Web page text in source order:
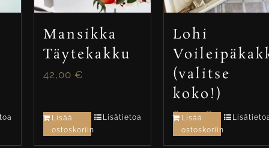
Mansikka
Täytekakku
42,00 €
Lisää
ostoskoriin
Lisätietoa
Lohi
(valitse
koko!)
67,00€
Lisää
ostoskoriin